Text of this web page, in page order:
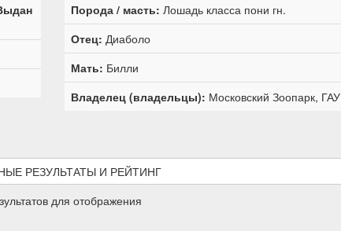
Порода / масть: Лошадь класса пони гн.
Отец: Диаболо
Мать: Билли
Владелец (владельцы): Московский Зоопарк, ГАУ
РЕЗУЛЬТАТЫ И РЕЙТИНГ
для отображения